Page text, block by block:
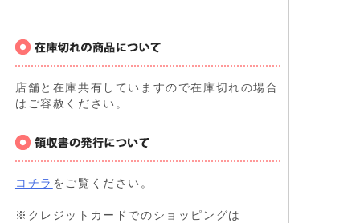
店舗と在庫共有していますので在庫切れの場合
はご容赦ください。
コチラ をご覧ください。
※クレジットカードでのショッピングは